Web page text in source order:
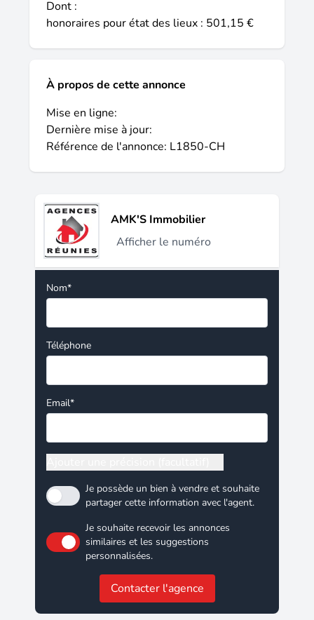
Dont :
honoraires pour état des lieux : 501,15 €
À propos de cette annonce
Mise en ligne:
Dernière mise à jour:
Référence de l'annonce: L1850-CH
AMK'S Immobilier
Afficher le numéro
Nom*
Téléphone
Email*
Je possède un bien à vendre et souhaite
partager cette information avec l'agent.
Je souhaite recevoir les annonces
similaires et les suggestions
personnalisées.
Contacter l'agence